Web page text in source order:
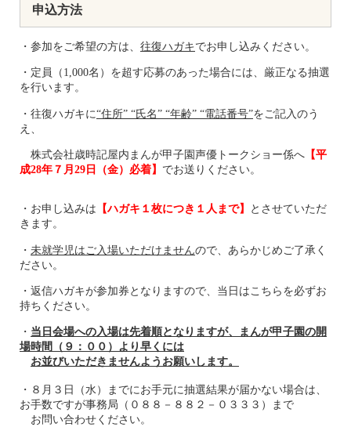
申込方法
・参加をご希望の方は、 往復ハガキでお申し込みください。
・定員（1,000名）を超す応募のあった場合には、厳正なる抽選
を行います。
・往復ハガキに“住所” “氏名” “年齢” “電話番号”をご記入のう
え、
株式会社歳時記屋内まんが甲子園声優トークショー係へ 【平
成28年７月29日（金）必着】 でお送りください。
・お申し込みは 【ハガキ１枚につき１人まで】
とさせていただ
きます。
・ 未就学児はご入場いただけませんので、あらかじめご了承く
ださい。
・返信ハガキが参加券となりますので、当日はこちらを必ずお
持ちください。
・ 当日会場への入場は先着順となりますが、まんが甲子園の開
場時間（９：００）より早くには
お並びいただきませんようお願いします。
・８月３日（水）までにお手元に抽選結果が届かない場合は、
お手数ですが事務局（０８８－８８２－０３３３）まで
お問い合わせください。